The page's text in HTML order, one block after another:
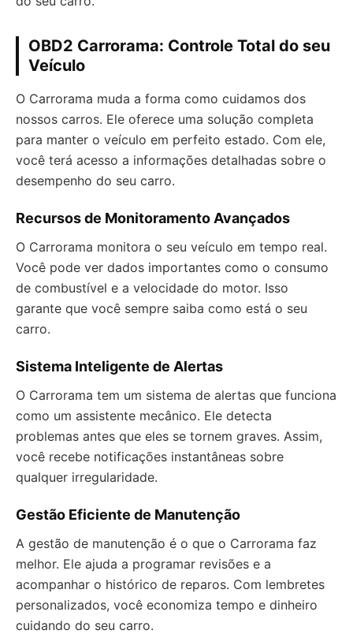
OBD2 Carrorama: Controle Total do seu
Veículo
O Carrorama muda a forma como cuidamos dos
nossos carros. Ele oferece uma solução completa
para manter o veículo em perfeito estado. Com ele,
você terá acesso a informações detalhadas sobre o
desempenho do seu carro.
Recursos de Monitoramento Avançados
O Carrorama monitora o seu veículo em tempo real.
Você pode ver dados importantes como o consumo
de combustível e a velocidade do motor. Isso
garante que você sempre saiba como está o seu
carro.
Sistema Inteligente de Alertas
O Carrorama tem um sistema de alertas que funciona
como um assistente mecânico. Ele detecta
problemas antes que eles se tornem graves. Assim,
você recebe notificações instantâneas sobre
qualquer irregularidade.
Gestão Eficiente de Manutenção
A gestão de manutenção é o que o Carrorama faz
melhor. Ele ajuda a programar revisões e a
acompanhar o histórico de reparos. Com lembretes
personalizados, você economiza tempo e dinheiro
cuidando do seu carro.